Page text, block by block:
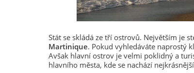
Stát se skládá ze tří ostrovů. Největším je
Martinique. Pokud vyhledáváte naprostý
Avšak hlavní ostrov je velmi poklidný a
hlavního města, kde se nachází